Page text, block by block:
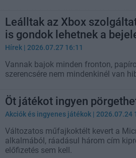
Leálltak az Xbox
is gondok lehetnek a
Hírek | 2026.07.27 16:11
Vannak bajok minden fronton,
szerencsére nem mindenkinél van
Öt játékot ingyen
Akciók és ingyenes játékok | 2026.07.24
Változatos műfajkoktélt kevert a
alkalmából, ráadásul három cím
előfizetés sem kell.